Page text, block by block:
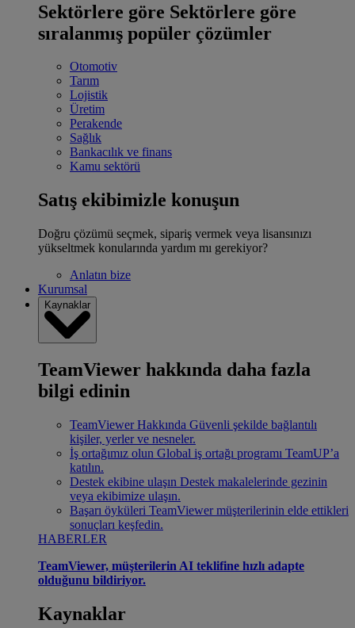
Sektörlere göre Sektörlere göre
sıralanmış popüler çözümler
Otomotiv
Tarım
Lojistik
Üretim
Perakende
Sağlık
Bankacılık ve finans
Kamu sektörü
Satış ekibimizle konuşun
Doğru çözümü seçmek, sipariş vermek veya lisansınızı
yükseltmek konularında yardım mı gerekiyor?
Anlatın bize
Kurumsal
Kaynaklar
TeamViewer hakkında daha fazla
bilgi edinin
TeamViewer Hakkında Güvenli şekilde bağlantılı
kişiler, yerler ve nesneler.
İş ortağımız olun Global iş ortağı programı TeamUP’a
katılın.
Destek ekibine ulaşın Destek makalelerinde gezinin
veya ekibimize ulaşın.
Başarı öyküleri TeamViewer müşterilerinin elde ettikleri
sonuçları keşfedin.
HABERLER
TeamViewer, müşterilerin AI teklifine hızlı adapte
olduğunu bildiriyor.
Kaynaklar